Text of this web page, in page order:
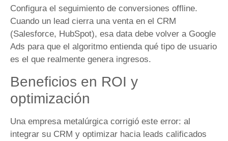
Configura el seguimiento de conversiones offline.
Cuando un lead cierra una venta en el CRM
(Salesforce, HubSpot), esa data debe volver a Google
Ads para que el algoritmo entienda qué tipo de usuario
es el que realmente genera ingresos.
Beneficios en ROI y
optimización
Una empresa metalúrgica corrigió este error: al
integrar su CRM y optimizar hacia leads calificados